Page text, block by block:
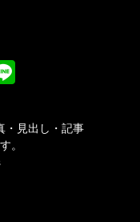
・見出し・記事
。